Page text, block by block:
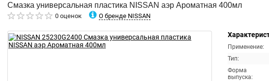
Смазка универсальная пластика NISSAN аэр Ароматная 400мл
0 оценок О бренде NISSAN
Применение:
Тип:
Форма
выпуска: